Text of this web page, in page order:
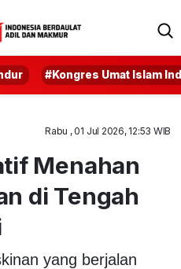
#Kongres Umat Islam
Rabu , 01 Jul 2026, 12:53 WIB
Menahan
di Tengah
yang berjalan